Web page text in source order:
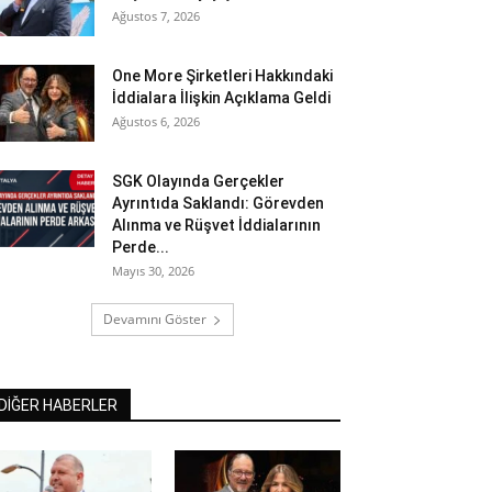
Ağustos 7, 2026
One More Şirketleri Hakkındaki
İddialara İlişkin Açıklama Geldi
Ağustos 6, 2026
SGK Olayında Gerçekler
Ayrıntıda Saklandı: Görevden
Alınma ve Rüşvet İddialarının
Perde...
Mayıs 30, 2026
Devamını Göster
HABERLER